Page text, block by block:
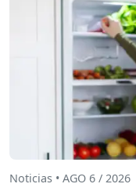
Noticias • AGO 6 / 2026